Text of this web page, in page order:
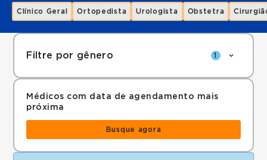
Clínico Geral Ortopedista Urologista Obstetra
Filtre por gênero 1
Médicos com data de agendamento mais
próxima
Busque agora